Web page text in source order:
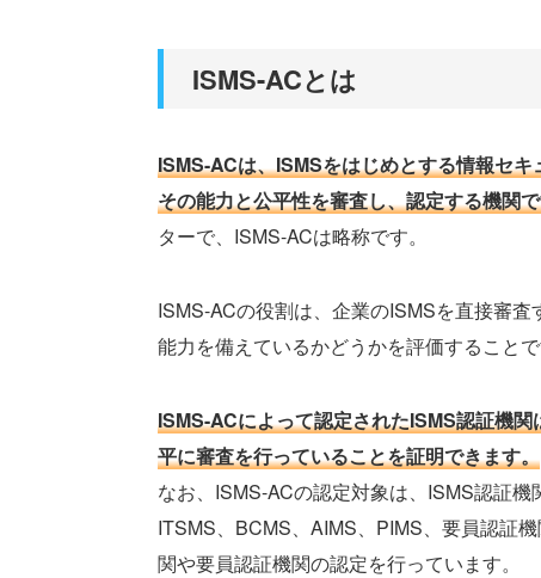
ISMS-ACとは
ISMS-ACは、ISMSをはじめとする情報セキ
その能力と公平性を審査し、認定する機関
ターで、ISMS-ACは略称です。
ISMS-ACの役割は、企業のISMSを直接審
能力を備えているかどうかを評価することで
ISMS-ACによって認定されたISMS認証機
平に審査を行っていることを証明できます。
なお、ISMS-ACの認定対象は、ISMS認証機
ITSMS、BCMS、AIMS、PIMS、要員認証
関や要員認証機関の認定を行っています。